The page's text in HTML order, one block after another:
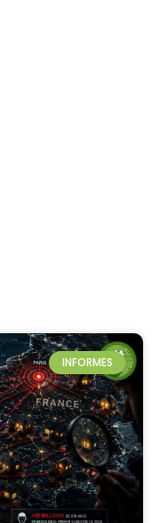
INFORMES